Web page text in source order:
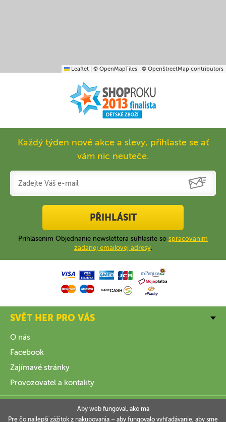
Leaflet © OpenMapTiles © OpenStreetMap contributors
Každý týden nové akce a slevy, přihlaste se ať
vám nic neuteče.
PŘIHLÁSIT
Prihlásením Objednanie newslettera súhlasíte so spracovaním
zadanej emailovej adresy.
SVĚT HER PRO VÁS
O nás
Facebook
Zajímavé stránky
Provozovatel a kontakty
Aby web fungoval, ako má
Pre čo najlepší zážitok z nakupovania – aby fungovalo vyhľadávanie, aby sme